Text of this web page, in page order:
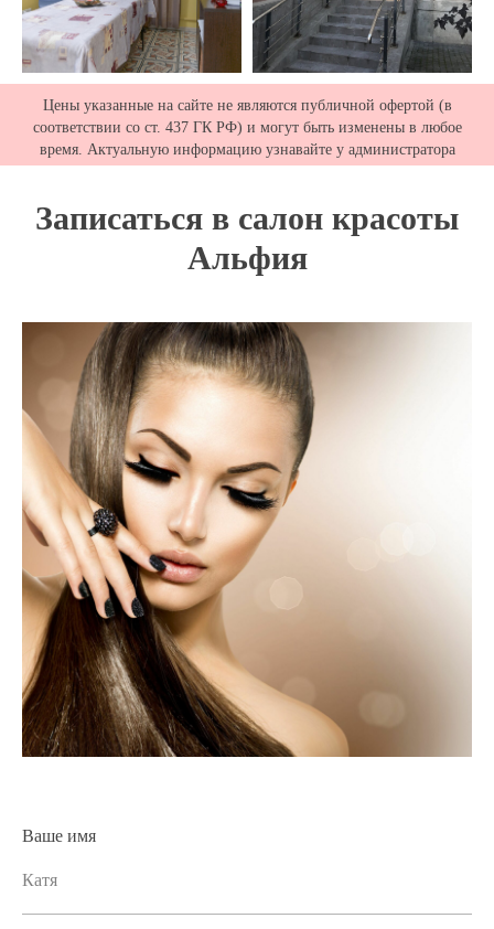
Цены указанные на сайте не являются публичной офертой (в
соответствии со ст. 437 ГК РФ) и могут быть изменены в любое
время. Актуальную информацию узнавайте у администратора
Записаться в салон красоты
Альфия
Ваше имя